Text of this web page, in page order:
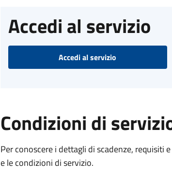
Accedi al servizio
Accedi al servizio
Condizioni di
Per conoscere i dettagli di scadenze,
e le condizioni di servizio.